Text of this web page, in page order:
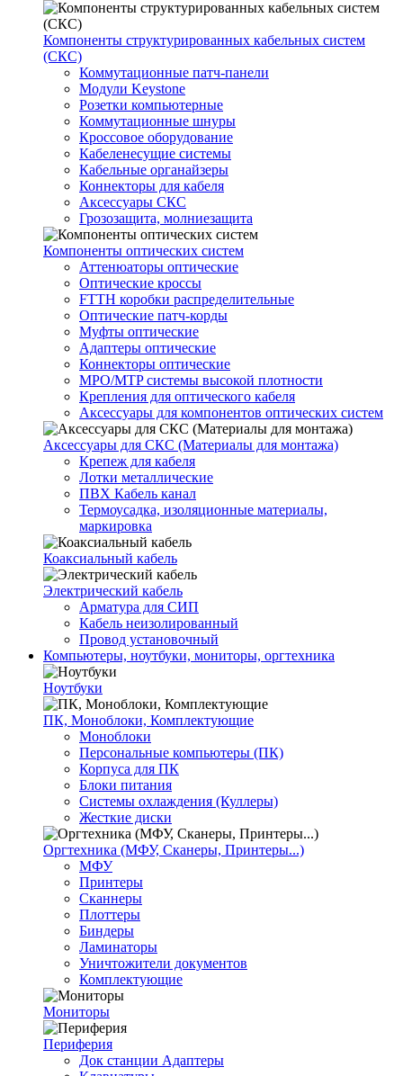
Компоненты структурированных кабельных систем
(СКС)
Коммутационные патч-панели
Модули Keystone
Розетки компьютерные
Коммутационные шнуры
Кроссовое оборудование
Кабеленесущие системы
Кабельные органайзеры
Коннекторы для кабеля
Аксессуары СКС
Грозозащита, молниезащита
Компоненты оптических систем
Аттенюаторы оптические
Оптические кроссы
FTTH коробки распределительные
Оптические патч-корды
Муфты оптические
Адаптеры оптические
Коннекторы оптические
MPO/MTP системы высокой плотности
Крепления для оптического кабеля
Аксессуары для компонентов оптических систем
Аксессуары для СКС (Материалы для монтажа)
Крепеж для кабеля
Лотки металлические
ПВХ Кабель канал
Термоусадка, изоляционные материалы,
маркировка
Коаксиальный кабель
Электрический кабель
Арматура для СИП
Кабель неизолированный
Провод установочный
Компьютеры, ноутбуки, мониторы, оргтехника
Ноутбуки
ПК, Моноблоки, Комплектующие
Моноблоки
Персональные компьютеры (ПК)
Корпуса для ПК
Блоки питания
Системы охлаждения (Куллеры)
Жесткие диски
Оргтехника (МФУ, Сканеры, Принтеры...)
МФУ
Принтеры
Сканнеры
Плоттеры
Биндеры
Ламинаторы
Уничтожители документов
Комплектующие
Мониторы
Периферия
Док станции Адаптеры